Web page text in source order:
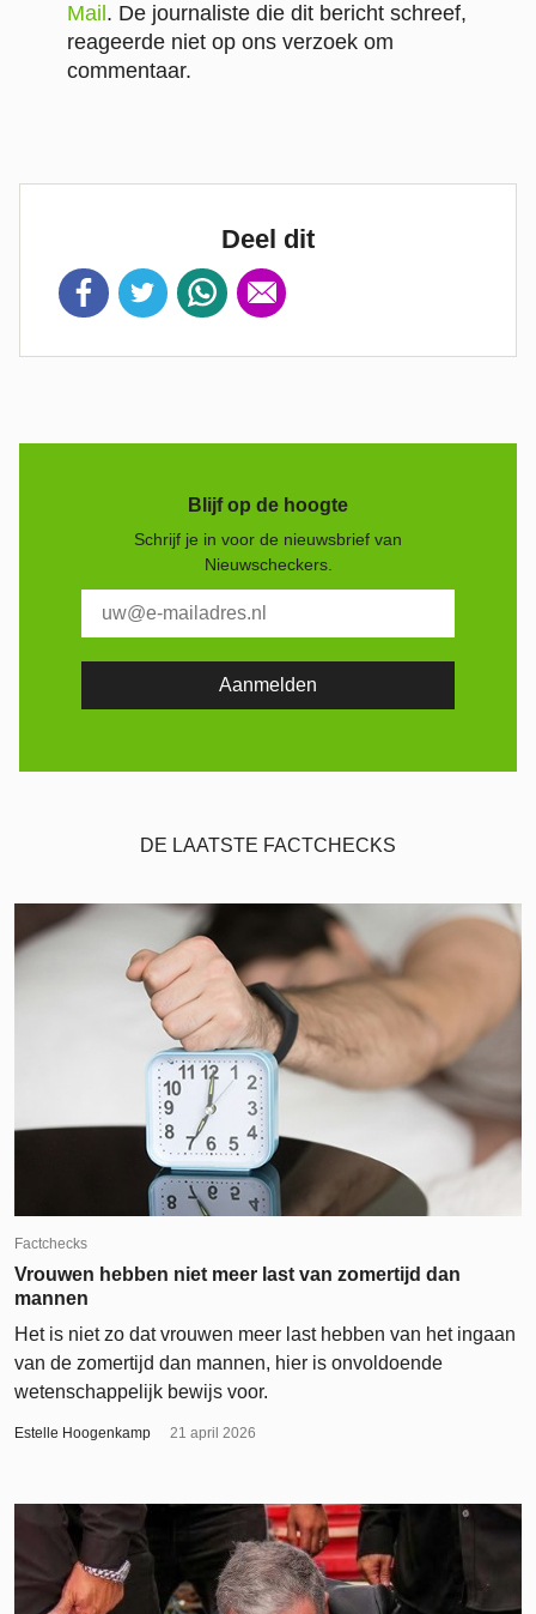
Mail. De journaliste die dit bericht schreef,
reageerde niet op ons verzoek om
commentaar.
Deel dit
Blijf op de hoogte
Schrijf je in voor de nieuwsbrief van
Nieuwscheckers.
DE LAATSTE FACTCHECKS
Factchecks
Vrouwen hebben niet meer last van zomertijd dan
mannen
Het is niet zo dat vrouwen meer last hebben van het ingaan
van de zomertijd dan mannen, hier is onvoldoende
wetenschappelijk bewijs voor.
Estelle Hoogenkamp 21 april 2026